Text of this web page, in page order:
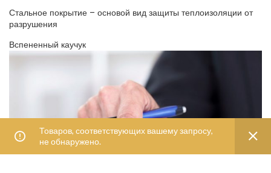
Товаров, соответствующих вашему запросу,
не обнаружено.
Стальное покрытие – основой вид защиты теплоизоляции от
разрушения
Вспененный каучук